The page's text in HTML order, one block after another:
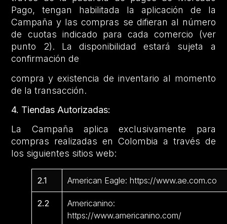
Pago, tengan habilitada la aplicación de la
Campaña y las compras se difieran al número
de cuotas indicado para cada comercio (ver
punto 2). La disponibilidad estará sujeta a
confirmación de
compra y existencia de inventario al momento
de la transacción.
4. Tiendas Autorizadas:
La Campaña aplica exclusivamente para
compras realizadas en Colombia a través de
los siguientes sitios web:
2.1 American Eagle: https://www.ae.com.co
2.2
Americanino:
https://www.americanino.com/